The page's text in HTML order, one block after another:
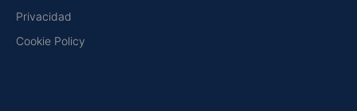
Privacidad
Cookie Policy